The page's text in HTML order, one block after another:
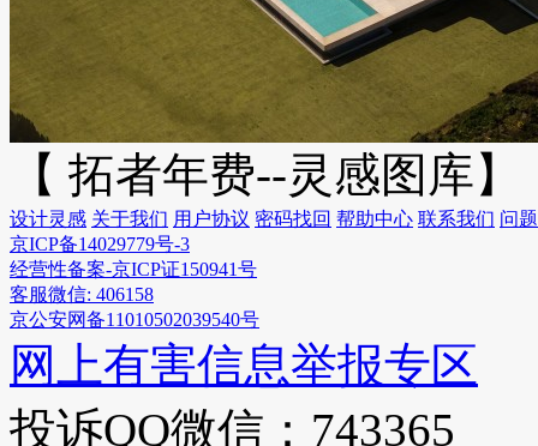
【 拓者年费--灵感图库】
设计灵感 关于我们 用户协议 密码找回 帮助中心 联系我们 问
京ICP备14029779号-3
经营性备案-京ICP证150941号
客服微信: 406158
京公安网备11010502039540号
网上有害信息举报专区
投诉QQ微信：743365